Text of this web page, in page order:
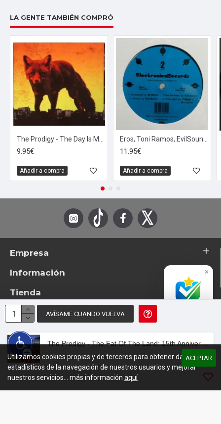
AVÍSAME CUANDO VUELVA
The Prodigy - The Fat Of The Land: 15th Anniversary Edition (2xCD)
00:00 /08:04
LA GENTE TAMBIÉN COMPRÓ
9.95€
Añadir a compra
11.95€
Añadir a compra
Empresa
Información
Tienda
© 2026 - TotemTanz.com. Todos los derechos reservados
Diseño: InterIberica
ACEPTAR
Utilizamos cookies propias y de terceros para obtener datos
estadísticos de la navegación de nuestros usuarios y mejorar
nuestros servicios... más información aquí
×
4.8 / 5